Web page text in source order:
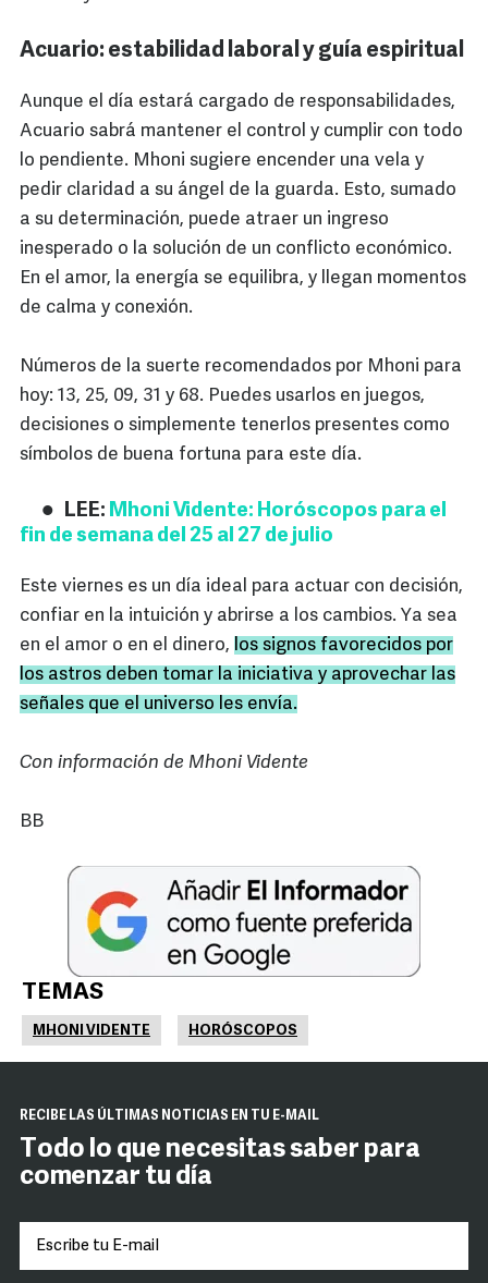
Acuario: estabilidad laboral y guía espiritual
Aunque el día estará cargado de responsabilidades,
Acuario sabrá mantener el control y cumplir con todo
lo pendiente. Mhoni sugiere encender una vela y
pedir claridad a su ángel de la guarda. Esto, sumado
a su determinación, puede atraer un ingreso
inesperado o la solución de un conflicto económico.
En el amor, la energía se equilibra, y llegan momentos
de calma y conexión.
Números de la suerte recomendados por Mhoni para
hoy: 13, 25, 09, 31 y 68. Puedes usarlos en juegos,
decisiones o simplemente tenerlos presentes como
símbolos de buena fortuna para este día.
LEE: Mhoni Vidente: Horóscopos para el
fin de semana del 25 al 27 de julio
Este viernes es un día ideal para actuar con decisión,
confiar en la intuición y abrirse a los cambios. Ya sea
en el amor o en el dinero, los signos favorecidos por
los astros deben tomar la iniciativa y aprovechar las
señales que el universo les envía.
Con información de Mhoni Vidente
BB
TEMAS
MHONI VIDENTE HORÓSCOPOS
RECIBE LAS ÚLTIMAS NOTICIAS EN TU E-MAIL
Todo lo que necesitas saber para
comenzar tu día